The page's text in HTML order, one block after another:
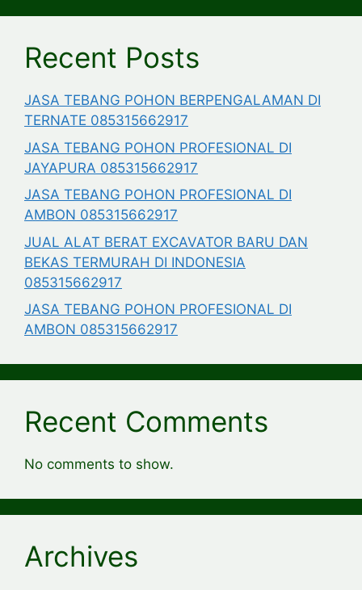
Recent Posts
JASA TEBANG POHON BERPENGALAMAN DI
TERNATE 085315662917
JASA TEBANG POHON PROFESIONAL DI
JAYAPURA 085315662917
JASA TEBANG POHON PROFESIONAL DI
AMBON 085315662917
JUAL ALAT BERAT EXCAVATOR BARU DAN
BEKAS TERMURAH DI INDONESIA
085315662917
JASA TEBANG POHON PROFESIONAL DI
AMBON 085315662917
Recent Comments
No comments to show.
Archives